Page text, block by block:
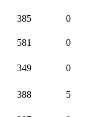
385 0
581 0
349 0
388 5